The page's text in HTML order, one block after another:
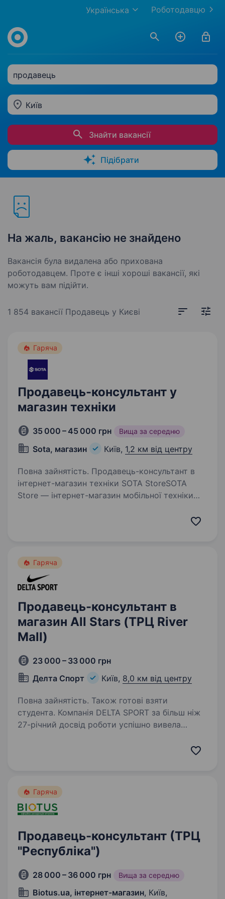
Роботодавцю
Українська
продавець
Київ
Знайти вакансії
Підібрати
На жаль, вакансію не знайдено
Вакансія була видалена або прихована
роботодавцем. Проте є інші хороші вакансії, які
можуть вам підійти.
1 854 вакансії Продавець у Києві
Гаряча
Продавець-консультант у
магазин техніки
35 000 – 45 000 грн Вища за середню
Sota, магазин Київ, 1,2 км від центру
Повна зайнятість. Продавець-консультант в
інтернет-магазин техніки SOTA StoreSOTA
Store — інтернет-магазин мобільної техніки
та привітного продавця-консультанта. Робота
Гаряча
Продавець-консультант в
магазин All Stars (ТРЦ River
Mall)
23 000 – 33 000 грн
Делта Спорт
Київ, 8,0 км від центру
Повна зайнятість. Також готові взяти
студента. Компанія DELTA SPORT за більш ніж
27-річний досвід роботи успішно вивела
у сегменті sport та fashion. Сьогодні в нашому
Гаряча
Продавець-консультант (ТРЦ
"Республіка")
28 000 – 36 000 грн Вища за середню
Biotus.ua, інтернет-магазин, Київ,